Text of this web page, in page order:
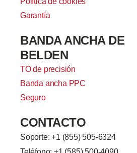
Garantía
BANDA ANCHA DE
BELDEN
TO de precisión
Banda ancha PPC
Seguro
CONTACTO
Soporte: +1 (855) 505-6324